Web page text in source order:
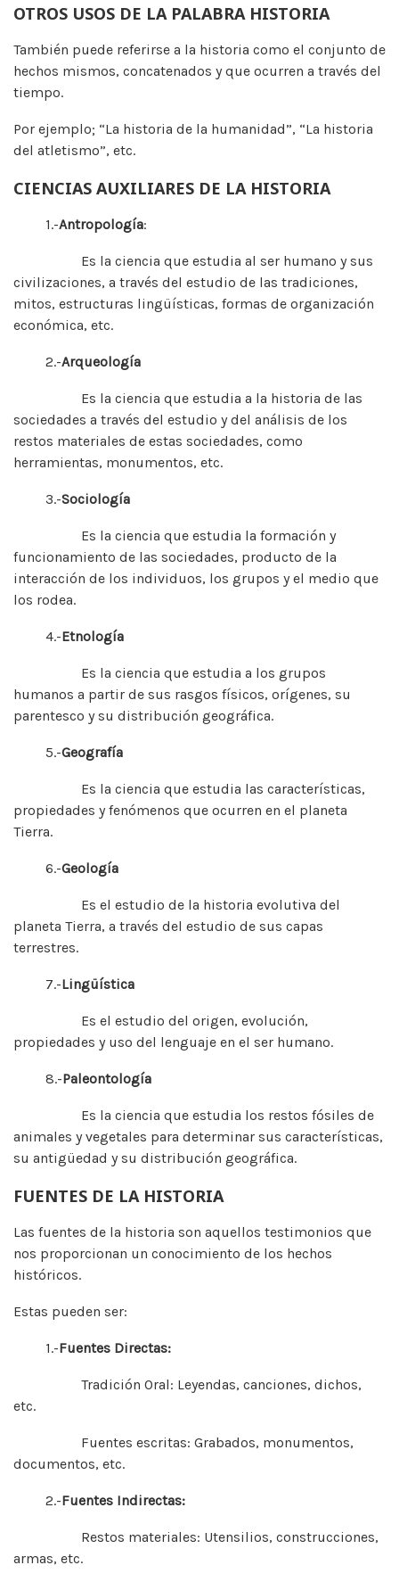
OTROS USOS DE LA PALABRA HISTORIA
También puede referirse a la historia como el conjunto de
hechos mismos, concatenados y que ocurren a través del
tiempo.
Por ejemplo; “La historia de la humanidad”, “La historia
del atletismo”, etc.
CIENCIAS AUXILIARES DE LA HISTORIA
1.-Antropología:
Es la ciencia que estudia al ser humano y sus
civilizaciones, a través del estudio de las tradiciones,
mitos, estructuras lingüísticas, formas de organización
económica, etc.
2.-Arqueología
Es la ciencia que estudia a la historia de las
sociedades a través del estudio y del análisis de los
restos materiales de estas sociedades, como
herramientas, monumentos, etc.
3.-Sociología
Es la ciencia que estudia la formación y
funcionamiento de las sociedades, producto de la
interacción de los individuos, los grupos y el medio que
los rodea.
4.-Etnología
Es la ciencia que estudia a los grupos
humanos a partir de sus rasgos físicos, orígenes, su
parentesco y su distribución geográfica.
5.-Geografía
Es la ciencia que estudia las características,
propiedades y fenómenos que ocurren en el planeta
Tierra.
6.-Geología
Es el estudio de la historia evolutiva del
planeta Tierra, a través del estudio de sus capas
terrestres.
7.-Lingüística
Es el estudio del origen, evolución,
propiedades y uso del lenguaje en el ser humano.
8.-Paleontología
Es la ciencia que estudia los restos fósiles de
animales y vegetales para determinar sus características,
su antigüedad y su distribución geográfica.
FUENTES DE LA HISTORIA
Las fuentes de la historia son aquellos testimonios que
nos proporcionan un conocimiento de los hechos
históricos.
Estas pueden ser:
1.-Fuentes Directas:
Tradición Oral: Leyendas, canciones, dichos,
etc.
Fuentes escritas: Grabados, monumentos,
documentos, etc.
2.-Fuentes Indirectas:
Restos materiales: Utensilios, construcciones,
armas, etc.